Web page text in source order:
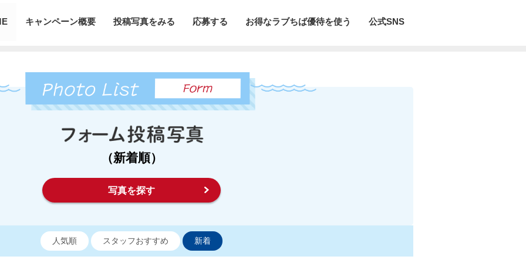
キャンペーン概要 投稿写真をみる 応募する お得なラブちば優待を使う 公式SNS
（新着順）
写真を探す
人気順 スタッフおすすめ 新着